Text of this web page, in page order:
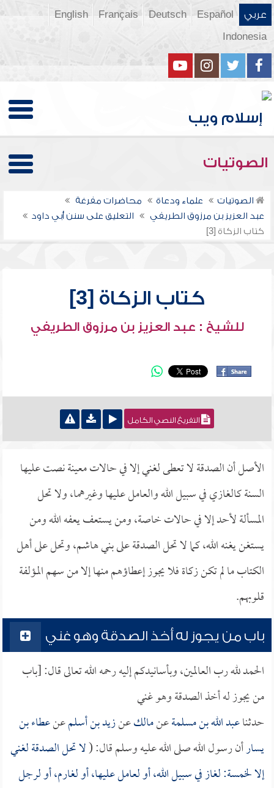
عربي Español
Deutsch
Français
English
Indonesia
الصوتيات
الصوتيات علماء ودعاة
محاضرات مفرغة
عبد العزيز بن مرزوق الطريفي
التعليق على سنن أبي داود
كتاب الزكاة [3]
كتاب الزكاة [3]
للشيخ : عبد العزيز بن مرزوق الطريفي
التفريغ النصي الكامل
الأصل أن الصدقة لا تعطى لغني إلا في حالات معينة نصت عليها
السنة كالغازي في سبيل الله والعامل عليها وغيرهما، ولا تحل
المسألة لأحد إلا في حالات خاصة، ومن يستعف يعفه الله ومن
يستغن يغنه الله، كما لا تحل الصدقة على بني هاشم، وتحل على أهل
الكتاب ما لم تكن زكاة فلا يجوز إعطاؤهم منها إلا من سهم المؤلفة
قلوبهم.
باب من يجوز له أخذ الصدقة وهو غني
الحمد لله رب العالمين، وبأسانيدكم إليه رحمه الله تعالى قال: [باب
من يجوز له أخذ الصدقة وهو غني
حدثناعبد الله بن مسلمةعنمالكعنزيد بن أسلمعنعطاء بن
يسارأن رسول الله صلى الله عليه وسلم قال: (لا تحل الصدقة لغني
إلا لخمسة: لغاز في سبيل الله، أو لعامل عليها، أو لغارم، أو لرجل